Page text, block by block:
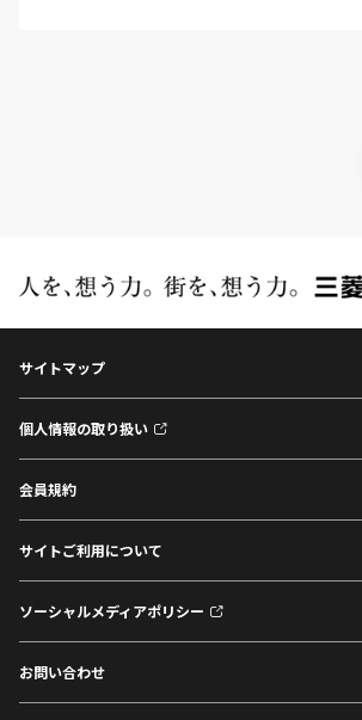
サイトマップ
個人情報の取り扱い
会員規約
サイトご利用について
ソーシャルメディアポリシー
お問い合わせ